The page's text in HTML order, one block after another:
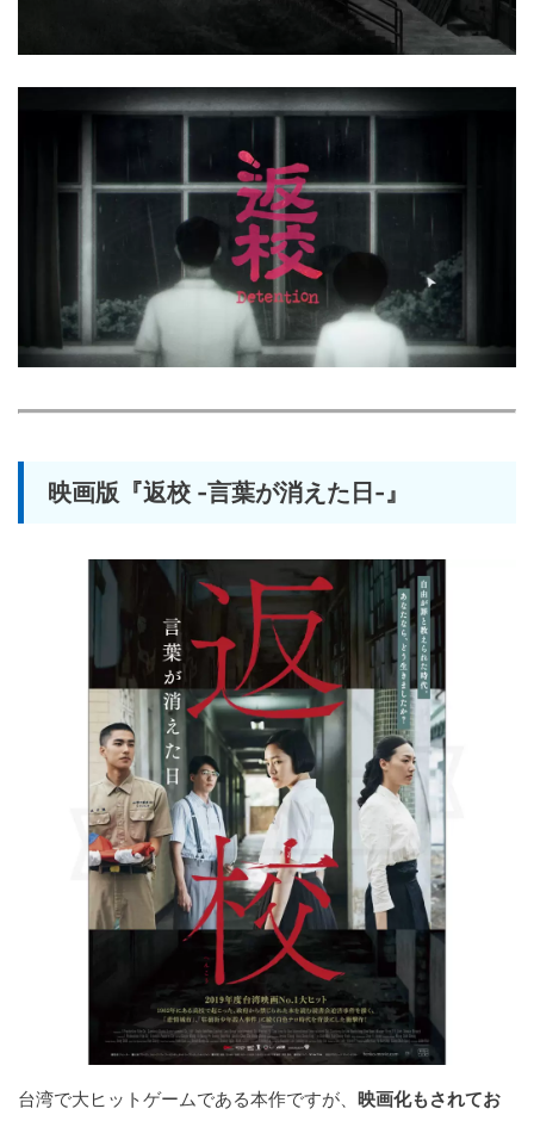
映画版『返校 -言葉が消えた日-』
台湾で大ヒットゲームである本作ですが、 映画化もされてお